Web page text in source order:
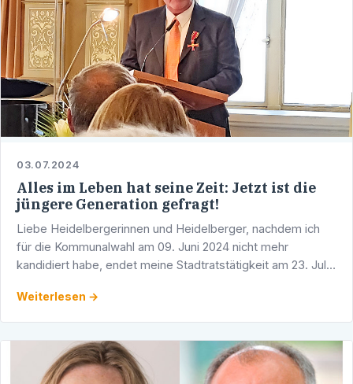
03.07.2024
Alles im Leben hat seine Zeit: Jetzt ist die
jüngere Generation gefragt!
Liebe Heidelbergerinnen und Heidelberger, nachdem ich
für die Kommunalwahl am 09. Juni 2024 nicht mehr
kandidiert habe, endet meine Stadtratstätigkeit am 23. Juli
Weiterlesen →